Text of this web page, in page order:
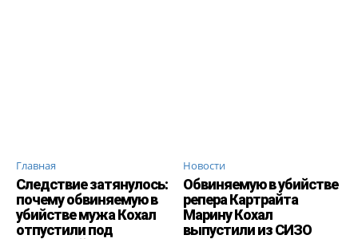
Главная
Следствие затянулось:
почему обвиняемую в
убийстве мужа Кохал
отпустили под
Новости
Обвиняемую в убийстве
репера Картрайта
Марину Кохал
выпустили из СИЗО